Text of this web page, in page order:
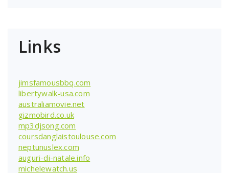
Links
jimsfamousbbq.com
libertywalk-usa.com
australiamovie.net
gizmobird.co.uk
mp3djsong.com
coursdanglaistoulouse.com
neptunuslex.com
auguri-di-natale.info
michelewatch.us